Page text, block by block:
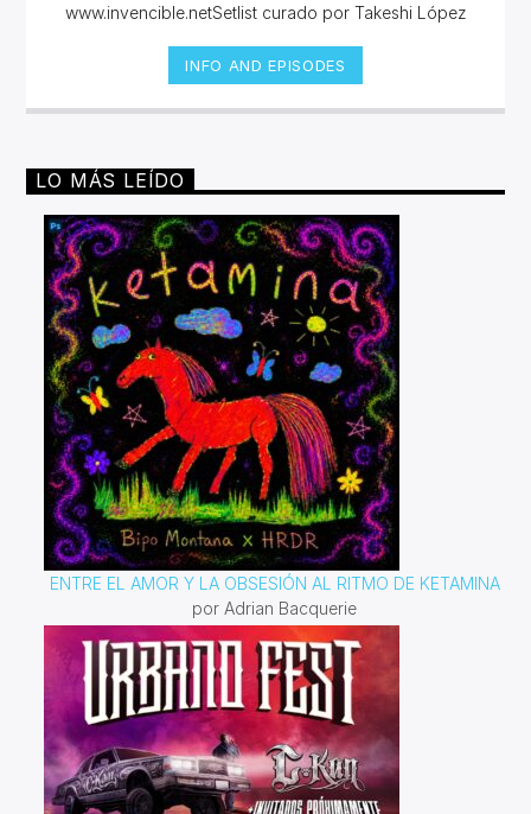
www.invencible.netSetlist curado por Takeshi López
INFO AND EPISODES
LO MÁS LEÍDO
ENTRE EL AMOR Y LA OBSESIÓN AL RITMO DE KETAMINA
por Adrian Bacquerie